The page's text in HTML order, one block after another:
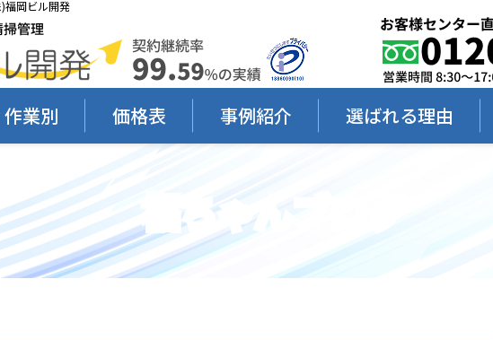
福岡ビル開発
業別 価格表 事例紹介 選ばれる理由
福ちゃんブログ